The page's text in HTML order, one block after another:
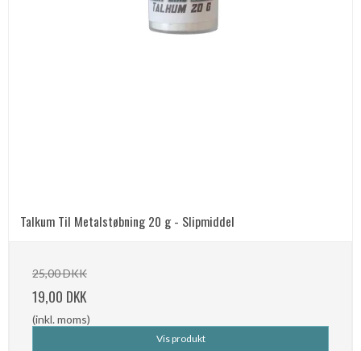
Talkum Til Metalstøbning 20 g - Slipmiddel
25,00 DKK
19,00 DKK
(inkl. moms)
Vis produkt